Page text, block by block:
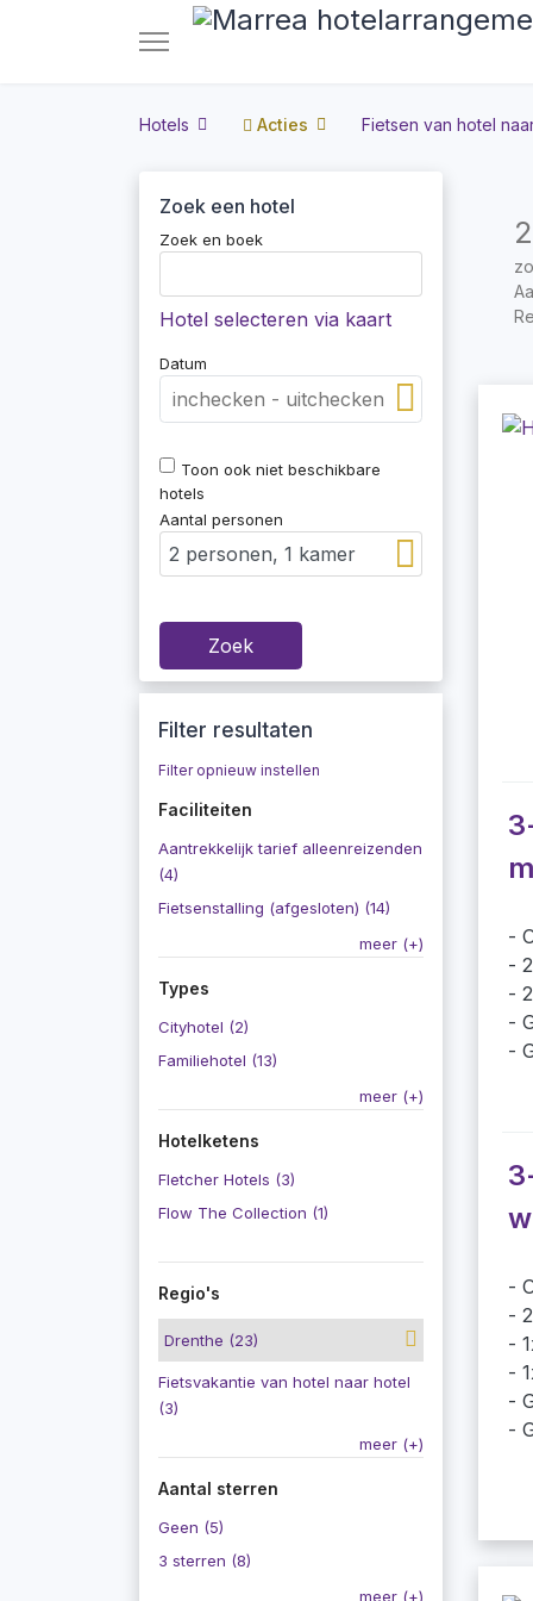
Hotels Acties Fietsen van hotel
Zoek een hotel
Zoek en boek
Hotel selecteren via kaart
Datum
Toon ook niet beschikbare
hotels
Aantal personen
Zoek
Filter resultaten
Filter opnieuw instellen
Faciliteiten
Aantrekkelijk tarief alleenreizenden
(4)
Fietsenstalling (afgesloten) (14)
meer (+)
Types
Cityhotel (2)
Familiehotel (13)
meer (+)
Hotelketens
Fletcher Hotels (3)
Flow The Collection (1)
Regio's
Drenthe (23)
Fietsvakantie van hotel naar hotel
(3)
meer (+)
Aantal sterren
Geen (5)
3 sterren (8)
meer (+)